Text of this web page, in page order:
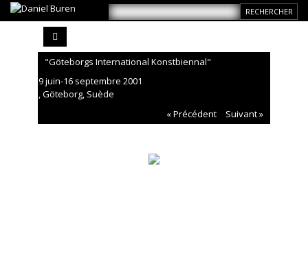
"Göteborgs International Konstbiennal"
9 juin-16 septembre 2001
, Göteborg, Suède
« Précédent
Suivant »